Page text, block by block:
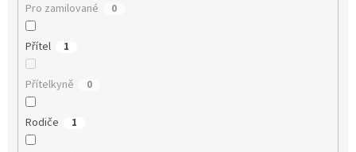
Pro zamilované 0
Přítel 1
Přítelkyně 0
Rodiče 1